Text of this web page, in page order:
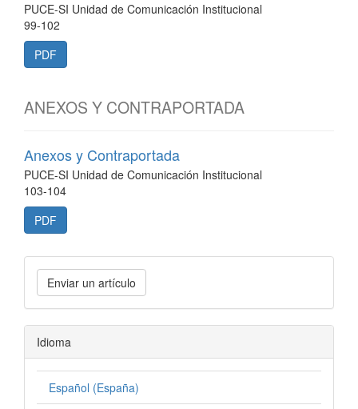
PUCE-SI Unidad de Comunicación Institucional
99-102
PDF
ANEXOS Y CONTRAPORTADA
Anexos y Contraportada
PUCE-SI Unidad de Comunicación Institucional
103-104
PDF
Enviar un artículo
Idioma
Español (España)